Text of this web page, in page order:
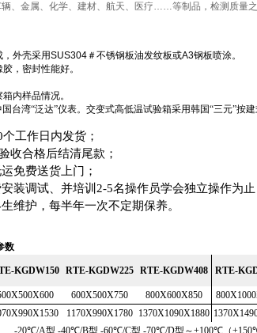
、金属、化学、建材、航天、医疗……等制品，检测质量之
外壳采用SUS304 ＃不锈钢板油发纹板或A3钢板喷涂。
，密封性能好。
内样品情况。
国台湾“泛达”仪表。交变式高低温试验箱采用韩国“三元”按
个工作日内发货；
收合格后结清尾款；
免费送货上门；
装调试、并培训 2-5名操作员学会独立操作为止
维护，每半年一次不定期保养。
数
KGDW150 RTE-KGDW225 RTE-KGDW408 RTE-
600X500X750 800X600X850
1170X990X1780 1370X1090X1880
-20℃/A型 -40℃/B型 -60℃/C型 -70℃/D型～+100℃（+150